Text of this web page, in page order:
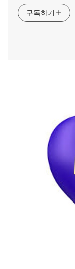
구독하기